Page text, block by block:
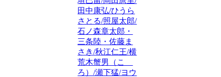
田中康弘/ひうら
さとる/照屋太郎/
石ノ森章太郎・
三条陸・佐藤ま
さき/秋江仁王/横
荒木蟹男（こゝ
ろ）/瀬下猛/ヨウ